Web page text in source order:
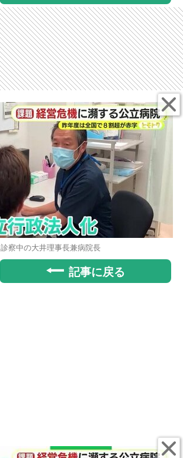
診察中の大井理事長兼病院長
記事に戻る